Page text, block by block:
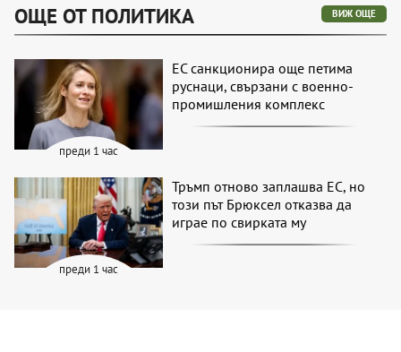
ОЩЕ ОТ ПОЛИТИКА ВИЖ ОЩЕ
преди 1 час
ЕС санкционира още петима
руснаци, свързани с военно-
промишления комплекс
преди 1 час
Тръмп отново заплашва ЕС, но
този път Брюксел отказва да
играе по свирката му